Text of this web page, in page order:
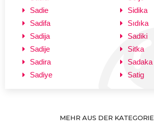
Sadie
Sadifa
Sadija
Sadije
Sadira
Sadiye
Sidika
Sıdıka
Sadiki
Sitka
Sadaka
Satig
MEHR AUS DER KATEGORIE